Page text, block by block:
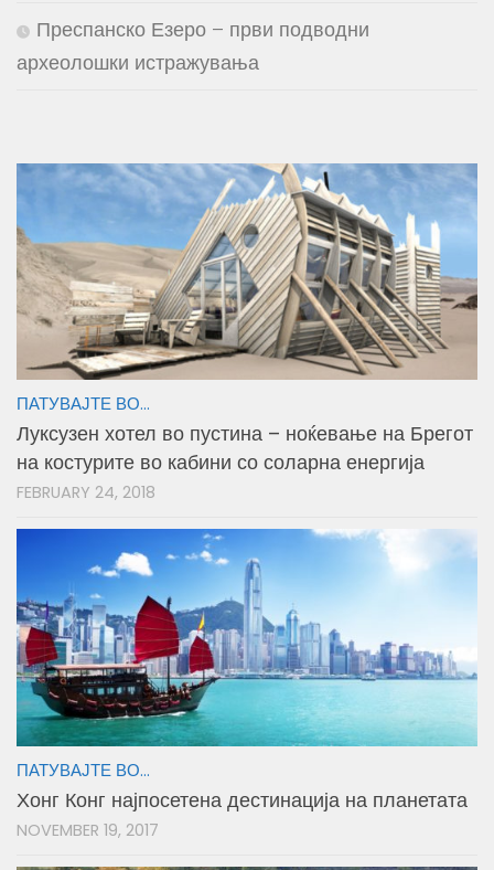
Преспанско Езеро – први подводни
археолошки истражувања
ПАТУВАЈТЕ ВО...
Луксузен хотел во пустина – ноќевање на Брегот
на костурите во кабини со соларна енергија
FEBRUARY 24, 2018
ПАТУВАЈТЕ ВО...
Хонг Конг најпосетена дестинација на планетата
NOVEMBER 19, 2017